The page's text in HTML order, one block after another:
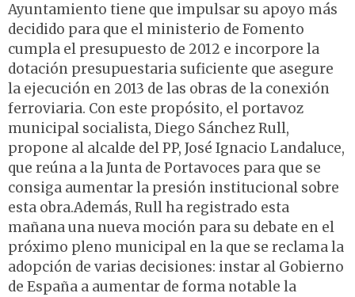
Ayuntamiento tiene que impulsar su apoyo más
decidido para que el ministerio de Fomento
cumpla el presupuesto de 2012 e incorpore la
dotación presupuestaria suficiente que asegure
la ejecución en 2013 de las obras de la conexión
ferroviaria. Con este propósito, el portavoz
municipal socialista, Diego Sánchez Rull,
propone al alcalde del PP, José Ignacio Landaluce,
que reúna a la Junta de Portavoces para que se
consiga aumentar la presión institucional sobre
esta obra.Además, Rull ha registrado esta
mañana una nueva moción para su debate en el
próximo pleno municipal en la que se reclama la
adopción de varias decisiones: instar al Gobierno
de España a aumentar de forma notable la